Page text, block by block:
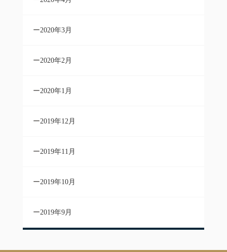
2020年3月
2020年2月
2020年1月
2019年12月
2019年11月
2019年10月
2019年9月